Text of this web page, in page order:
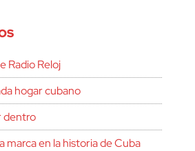
Radio Reloj
hogar cubano
dentro
marca en la historia de Cuba